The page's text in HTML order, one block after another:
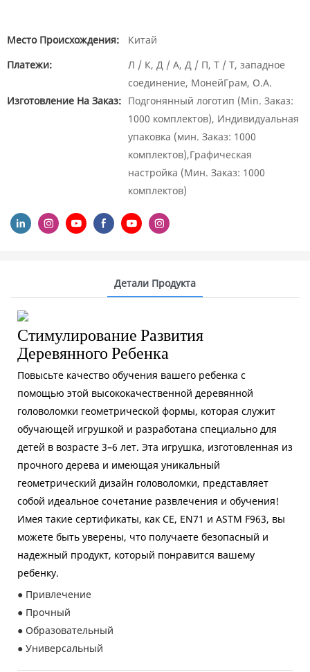
Место Происхождения:
Китай
Платежи:
Л / К, Д / А, Д / П, Т / Т, западное
соединение, МонейГрам, О.А.
Изготовление На Заказ: Подгонянный логотип (Min. Заказ:
1000 комплектов), Индивидуальная
упаковка (мин. Заказ: 1000
комплектов),Графическая
настройка (Мин. Заказ: 1000
комплектов)
Детали Продукта
Стимулирование Развития
Деревянного Ребенка
Повысьте качество обучения вашего ребенка с
помощью этой высококачественной деревянной
головоломки геометрической формы, которая служит
обучающей игрушкой и разработана специально для
детей в возрасте 3–6 лет. Эта игрушка, изготовленная из
прочного дерева и имеющая уникальный
геометрический дизайн головоломки, представляет
собой идеальное сочетание развлечения и обучения!
Имея такие сертификаты, как CE, EN71 и ASTM F963, вы
можете быть уверены, что получаете безопасный и
надежный продукт, который понравится вашему
ребенку.
● Привлечение
● Прочный
● Образовательный
● Универсальный